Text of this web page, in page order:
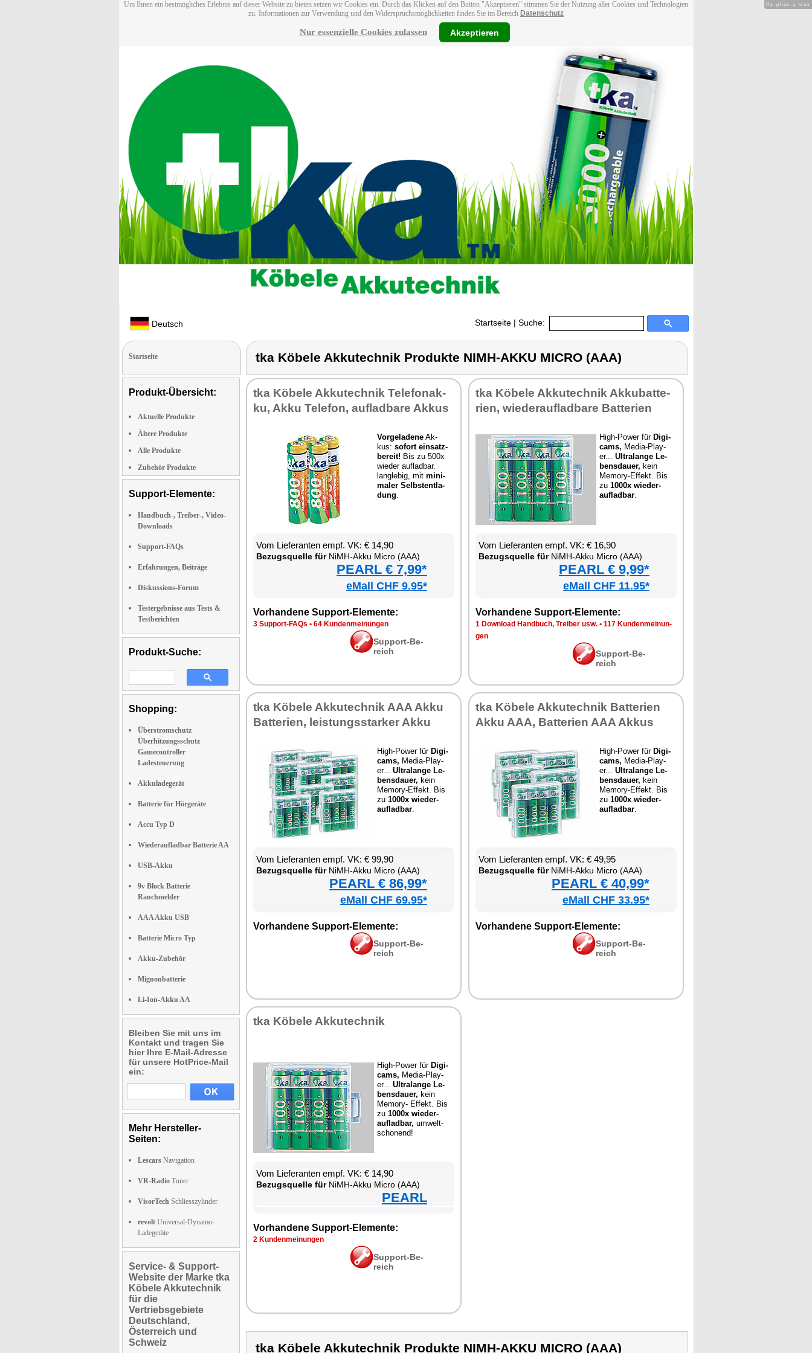
Um Ihnen ein bestmögliches Erlebnis auf dieser Website zu bieten setzen wir Cookies ein. Durch das Klicken auf den Button "Akzeptieren" stimmen Sie der Nutzung aller Cookies und Technologien
zu. Informationen zur Verwendung und den Widerspruchsmöglichkeiten finden Sie im Bereich Datenschutz
Nur essenzielle Cookies zulassen Akzeptieren
Deutsch Startseite | Suche:
Startseite
Produkt-Übersicht:
Aktuelle Produkte
Ältere Produkte
Alle Produkte
Zubehör Produkte
Support-Elemente:
Handbuch-, Treiber-, Video-
Downloads
Support-FAQs
Erfahrungen, Beiträge
Diskussions-Forum
Testergebnisse aus Tests &
Testberichten
Produkt-Suche:
Shopping:
Überstromschutz
Überhitzungsschutz
Gamecontroller
Ladesteuerung
Akkuladegerät
Batterie für Hörgeräte
Accu Typ D
Wiederaufladbar Batterie AA
USB-Akku
9v Block Batterie
Rauchmelder
AAA Akku USB
Batterie Micro Typ
Akku-Zubehör
Mignonbatterie
Li-Ion-Akku AA
Bleiben Sie mit uns im
Kontakt und tragen Sie
hier Ihre E-Mail-Adresse
für unsere HotPrice-Mail
ein:
Mehr Hersteller-
Seiten:
Lescars Navigation
VR-Radio Tuner
VisorTech Schliesszylinder
revolt Universal-Dynamo-
Ladegeräte
Service- & Support-
Website der Marke tka
Köbele Akkutechnik
für die
Vertriebsgebiete
Deutschland,
Österreich und
Schweiz
tka Köbele Akkutechnik Produkte NIMH-AKKU MICRO (AAA)
tka Kö­be­le Ak­ku­tech­nik Te­le­fon­ak­
ku, Ak­ku Te­le­fon, auf­lad­ba­re Ak­kus
Vor­ge­la­de­ne Ak­
kus: so­fort ein­satz­
be­reit! Bis zu 500x
wie­der auf­lad­bar.
lang­le­big, mit mi­ni­
ma­ler Selbst­ent­la­
dung.
Vom Lie­fe­ran­ten empf. VK: € 14,90
Be­zugs­quel­le fürNiMH-Ak­ku Mi­cro (AAA)
PEARL € 7,99*
eMall CHF 9.95*
Vor­han­de­ne Sup­port-Ele­men­te:
3 Sup­port-FAQs • 64 Kun­den­mei­nun­gen
Sup­port-Be­
reich
tka Kö­be­le Ak­ku­tech­nik Ak­ku­bat­te­
ri­en, wie­der­auf­lad­ba­re Bat­te­ri­en
High-Power für Di­gi­
cams, Me­dia-Play­
er... Ul­tra­l­an­ge Le­
bens­dau­er, kein
Me­mo­ry-Ef­fekt. Bis
zu 1000x wie­der­
auf­lad­bar.
Vom Lie­fe­ran­ten empf. VK: € 16,90
Be­zugs­quel­le fürNiMH-Ak­ku Mi­cro (AAA)
PEARL € 9,99*
eMall CHF 11.95*
Vor­han­de­ne Sup­port-Ele­men­te:
1 Down­load Hand­buch, Trei­ber usw. • 117 Kun­den­mei­nun­
gen
Sup­port-Be­
reich
tka Kö­be­le Ak­ku­tech­nik AAA Ak­ku
Bat­te­ri­en, leis­tungs­star­ker Ak­ku
High-Power für Di­gi­
cams, Me­dia-Play­
er... Ul­tra­l­an­ge Le­
bens­dau­er, kein
Me­mo­ry-Ef­fekt. Bis
zu 1000x wie­der­
auf­lad­bar.
Vom Lie­fe­ran­ten empf. VK: € 99,90
Be­zugs­quel­le fürNiMH-Ak­ku Mi­cro (AAA)
PEARL € 86,99*
eMall CHF 69.95*
Vor­han­de­ne Sup­port-Ele­men­te:
Sup­port-Be­
reich
tka Kö­be­le Ak­ku­tech­nik Bat­te­ri­en
Ak­ku AAA, Bat­te­ri­en AAA Ak­kus
High-Power für Di­gi­
cams, Me­dia-Play­
er... Ul­tra­l­an­ge Le­
bens­dau­er, kein
Me­mo­ry-Ef­fekt. Bis
zu 1000x wie­der­
auf­lad­bar.
Vom Lie­fe­ran­ten empf. VK: € 49,95
Be­zugs­quel­le fürNiMH-Ak­ku Mi­cro (AAA)
PEARL € 40,99*
eMall CHF 33.95*
Vor­han­de­ne Sup­port-Ele­men­te:
Sup­port-Be­
reich
tka Kö­be­le Ak­ku­tech­nik
High-Power für Di­gi­
cams, Me­dia-Play­
er... Ul­tra­l­an­ge Le­
bens­dau­er, kein
Me­mo­ry- Ef­fekt. Bis
zu 1000x wie­der-
auf­lad­bar, um­welt­
scho­nend!
Vom Lie­fe­ran­ten empf. VK: € 14,90
Be­zugs­quel­le fürNiMH-Ak­ku Mi­cro (AAA)
PEARL
Vor­han­de­ne Sup­port-Ele­men­te:
2 Kun­den­mei­nun­gen
Sup­port-Be­
reich
tka Köbele Akkutechnik Produkte NIMH-AKKU MICRO (AAA)
Hy-phen-a-tion